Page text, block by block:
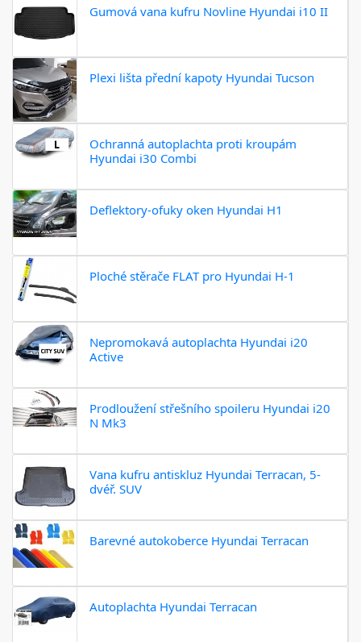
Gumová vana kufru Novline Hyundai i10 II
Plexi lišta přední kapoty Hyundai Tucson
Ochranná autoplachta proti kroupám
Hyundai i30 Combi
Deflektory-ofuky oken Hyundai H1
Ploché stěrače FLAT pro Hyundai H-1
Nepromokavá autoplachta Hyundai i20
Active
Prodloužení střešního spoileru Hyundai i20
N Mk3
Vana kufru antiskluz Hyundai Terracan, 5-
dvéř. SUV
Barevné autokoberce Hyundai Terracan
Autoplachta Hyundai Terracan